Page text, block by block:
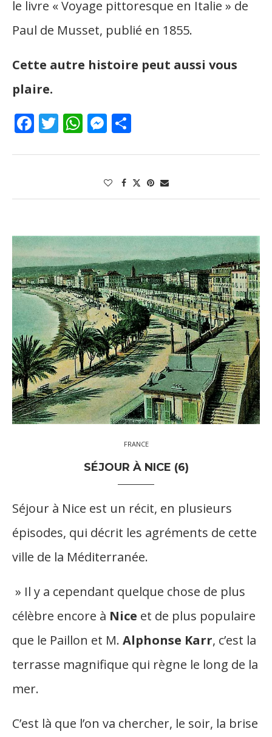
le livre « Voyage pittoresque en Italie » de
Paul de Musset, publié en 1855.
Cette autre histoire peut aussi vous
plaire.
Facebook
Twitter
WhatsApp
Messenger
FRANCE
SÉJOUR À NICE (6)
Séjour à Nice est un récit, en plusieurs
épisodes, qui décrit les agréments de cette
ville de la Méditerranée.
» Il y a cependant quelque chose de plus
célèbre encore à Nice et de plus populaire
que le Paillon et M. Alphonse Karr, c’est la
terrasse magnifique qui règne le long de la
mer.
C’est là que l’on va chercher, le soir, la brise